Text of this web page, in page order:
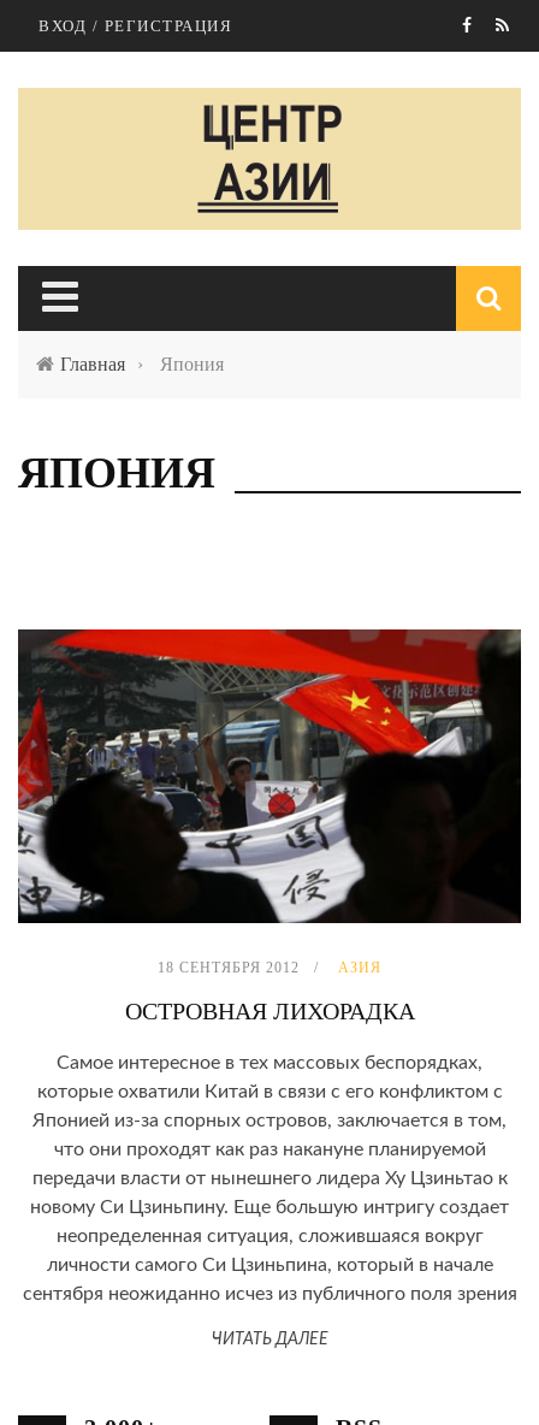
ВХОД / РЕГИСТРАЦИЯ
Главная › Япония
ЯПОНИЯ
18 СЕНТЯБРЯ 2012 АЗИЯ
ОСТРОВНАЯ ЛИХОРАДКА
Самое интересное в тех массовых беспорядках,
которые охватили Китай в связи с его конфликтом с
Японией из-за спорных островов, заключается в том,
что они проходят как раз накануне планируемой
передачи власти от нынешнего лидера Ху Цзиньтао к
новому Си Цзиньпину. Еще большую интригу создает
неопределенная ситуация, сложившаяся вокруг
личности самого Си Цзиньпина, который в начале
сентября неожиданно исчез из публичного поля зрения
ЧИТАТЬ ДАЛЕЕ